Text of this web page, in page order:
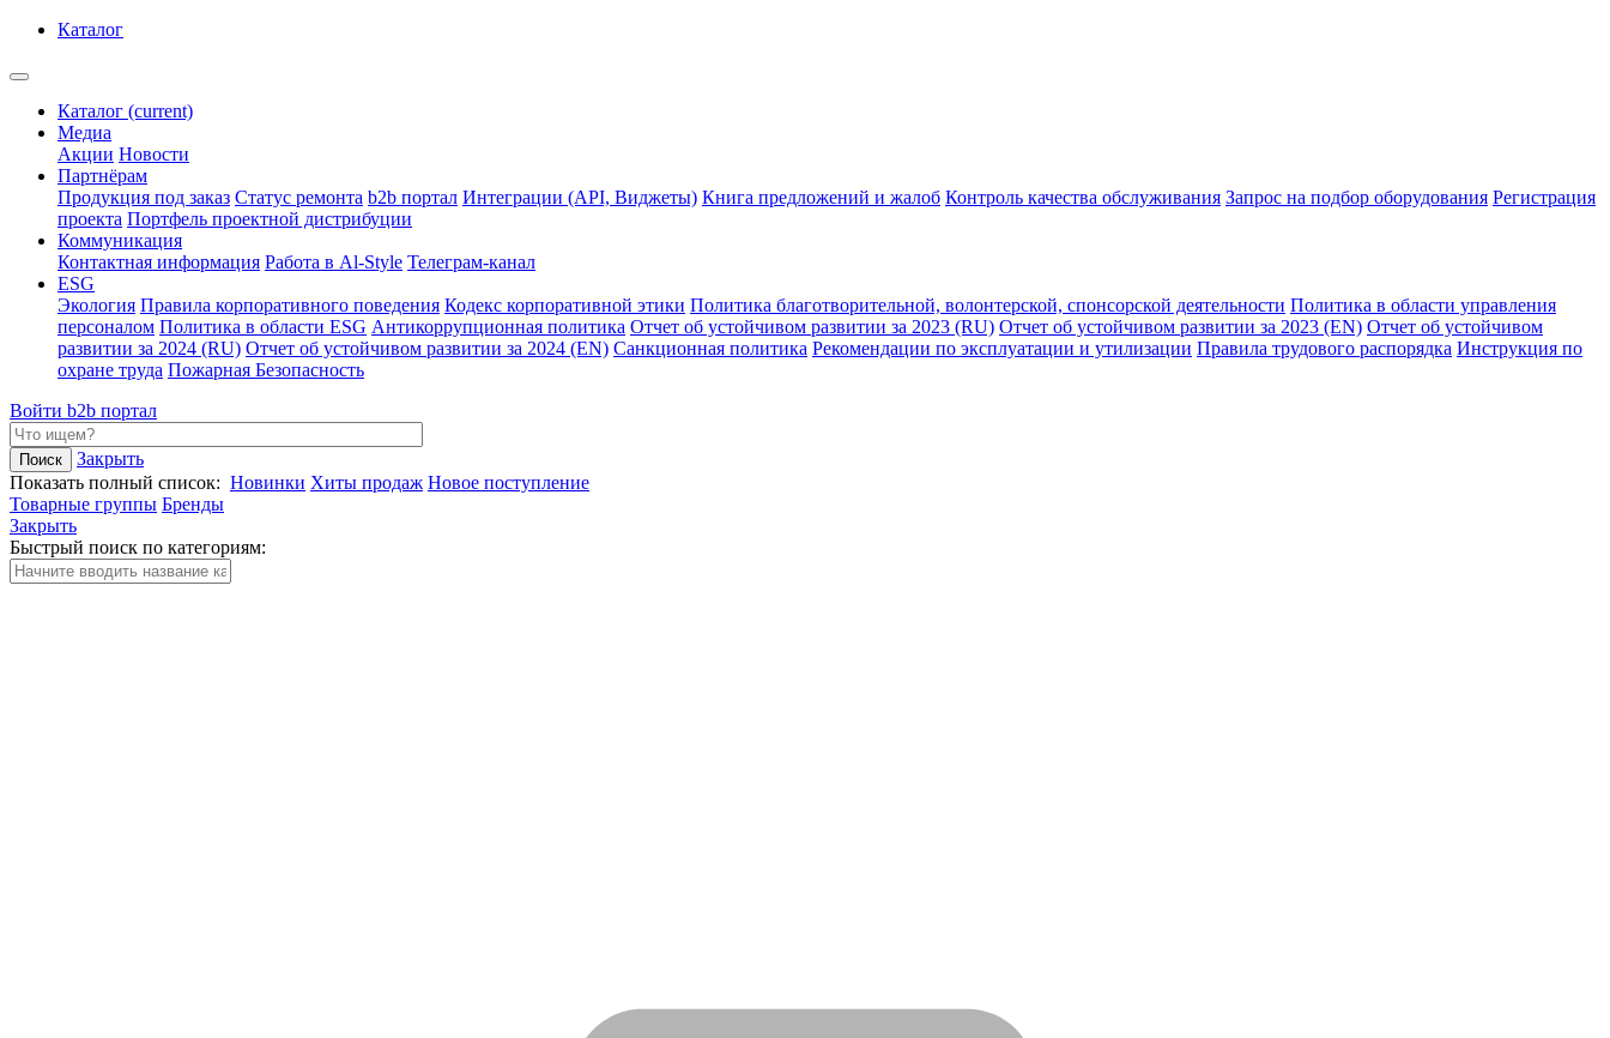
Каталог
Каталог (current)
Медиа
Акции Новости
Партнёрам
Продукция под заказ Статус ремонта b2b портал Интеграции (API, Виджеты) Книга предложений и жалоб Контроль качества обслуживания Запрос на подбор оборудования Регистрация
проекта Портфель проектной дистрибуции
Коммуникация
Контактная информация Работа в Al-Style Телеграм-канал
ESG
Экология Правила корпоративного поведения Кодекс корпоративной этики Политика благотворительной, волонтерской, спонсорской деятельности Политика в области управления
персоналом Политика в области ESG Антикоррупционная политика Отчет об устойчивом развитии за 2023 (RU) Отчет об устойчивом развитии за 2023 (EN) Отчет об устойчивом
развитии за 2024 (RU) Отчет об устойчивом развитии за 2024 (EN) Санкционная политика Рекомендации по эксплуатации и утилизации Правила трудового распорядка Инструкция по
охране труда Пожарная Безопасность
Войти b2b портал
Закрыть
Показать полный список: Новинки Хиты продаж Новое поступление
Товарные группы Бренды
Закрыть
Быстрый поиск по категориям: